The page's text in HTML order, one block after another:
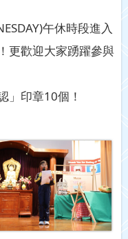
午休時段進入
更歡迎大家踴躍參與
」印章10個！